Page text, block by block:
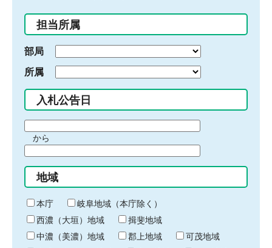
入
力
担当所属
部局
所属
入札公告日
間
始
り
から
間
終
わ
り
地域
本庁
岐阜地域（本庁除く）
西濃（大垣）地域
揖斐地域
中濃（美濃）地域
郡上地域
可茂地域